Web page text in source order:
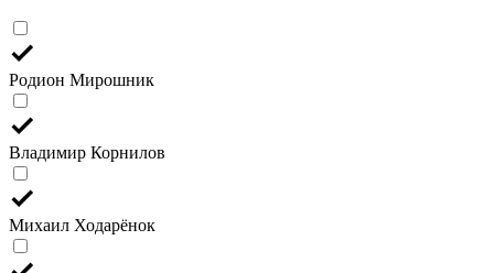
Родион Мирошник
Владимир Корнилов
Михаил Ходарёнок